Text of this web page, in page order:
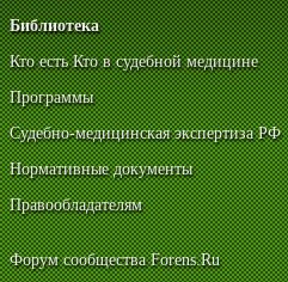
Библиотека
Кто есть Кто в судебной медицине
Программы
Судебно-медицинская экспертиза РФ
Нормативные документы
Правообладателям
Форум сообщества Forens.Ru